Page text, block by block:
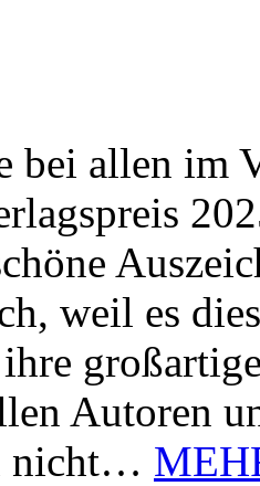
bei allen im
weil es
Autoren
nicht…